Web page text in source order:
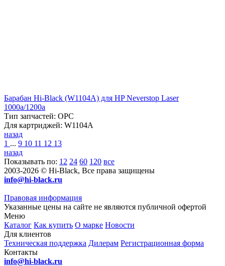
Барабан Hi-Black (W1104A) для HP Neverstop Laser
1000a/1200а
Тип запчастей: OPC
Для картриджей: W1104A
назад
1 ... 9 10 11 12 13
назад
Показывать по: 12 24 60 120 все
2003-2026 © Hi-Black, Все права защищены
info@hi-black.ru
Правовая информация
Указанные цены на сайте не являются публичной офертой
Меню
Каталог Как купить О марке Новости
Для клиентов
Техническая поддержка Дилерам Регистрационная форма
Контакты
info@hi-black.ru